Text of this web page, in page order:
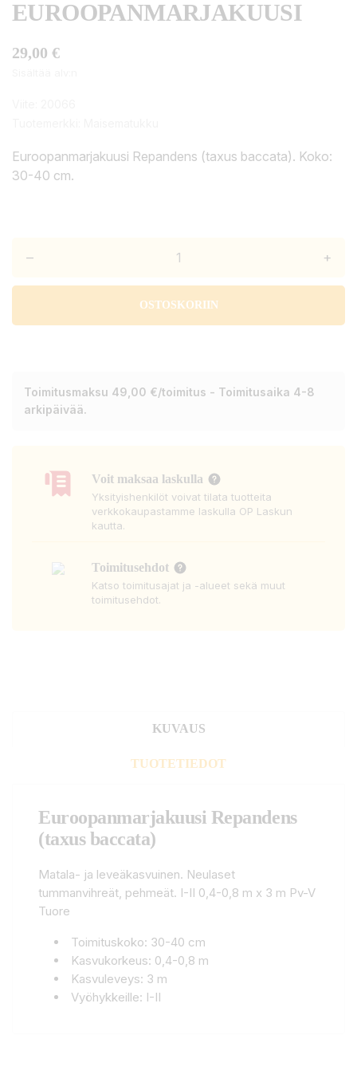
EUROOPANMARJAKUUSI
29,00 €
Euroopanmarjakuusi Repandens (taxus baccata). Koko:
30-40 cm.
– +
OSTOSKORIIN
Toimitusmaksu 49,00 €/toimitus - Toimitusaika 4-8
arkipäivää.
Voit maksaa laskulla
Yksityishenkilöt voivat tilata tuotteita
verkkokaupastamme laskulla OP Laskun
kautta.
Toimitusehdot
Katso toimitusajat ja -alueet sekä muut
toimitusehdot.
KUVAUS
TUOTETIEDOT
Euroopanmarjakuusi Repandens
(taxus baccata)
Matala- ja leveäkasvuinen. Neulaset
tummanvihreät, pehmeät. I-II 0,4-0,8 m x 3 m Pv-V
Tuore
Toimituskoko: 30-40 cm
Kasvukorkeus: 0,4-0,8 m
Kasvuleveys: 3 m
Vyöhykkeille: I-II